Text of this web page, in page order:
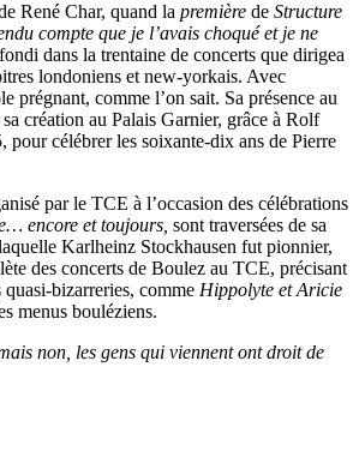
René Char, quand la première de Structure
compte que je l’avais choqué et je ne
dans la trentaine de concerts que dirigea
londoniens et new-yorkais. Avec
prégnant, comme l’on sait. Sa présence au
création au Palais Garnier, grâce à Rolf
célébrer les soixante-dix ans de Pierre
par le TCE à l’occasion des célébrations
encore et toujours, sont traversées de sa
Karlheinz Stockhausen fut pionnier,
des concerts de Boulez au TCE, précisant
bizarreries, comme Hippolyte et Aricie
menus bouléziens.
non, les gens qui viennent ont droit de